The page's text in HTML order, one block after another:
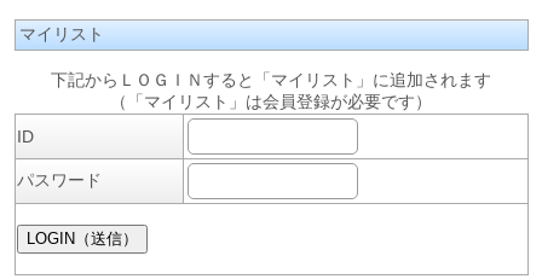
マイリスト
下記からＬＯＧＩＮすると「マイリスト」に追加されます
（「マイリスト」は会員登録が必要です）
ID
パスワード